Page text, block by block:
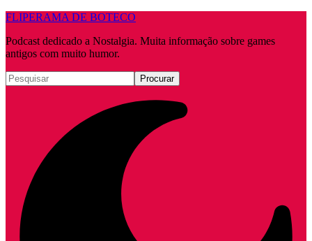
FLIPERAMA DE BOTECO
Podcast dedicado a Nostalgia. Muita informação sobre games
antigos com muito humor.